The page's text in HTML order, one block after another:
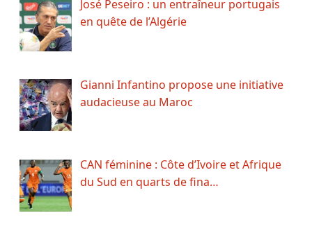
José Peseiro : un entraîneur portugais
en quête de l’Algérie
Gianni Infantino propose une initiative
audacieuse au Maroc
CAN féminine : Côte d’Ivoire et Afrique
du Sud en quarts de fina…